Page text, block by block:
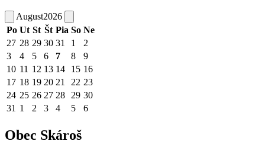
August2026
Po Ut St Št Pia So Ne
27 28 29 30 31 1
2
3
4 5 6 7 8
9
10 11 12 13 14 15 16
17 18 19 20 21 22 23
24 25 26 27 28 29 30
31 1 2 3 4 5 6
Obec Skároš